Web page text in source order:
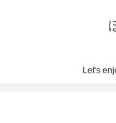
Let's